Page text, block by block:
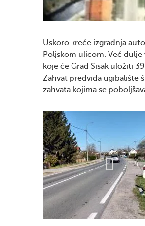
Uskoro kreće izgradnja
Poljskom ulicom. Već
koje će Grad Sisak uložiti
Zahvat predviđa ugibalište
zahvata kojima se